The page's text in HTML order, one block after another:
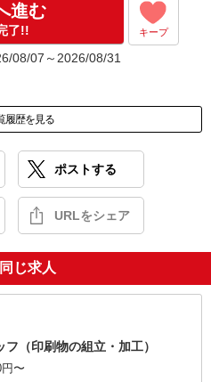
能です！
進む
了!! キープ
08/07～2026/08/31
履歴を見る
ポストする
URLをシェア
じ求人
フ（印刷物の組立・加工）
〜